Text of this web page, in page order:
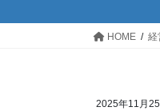
HOME 経
2025年11月25